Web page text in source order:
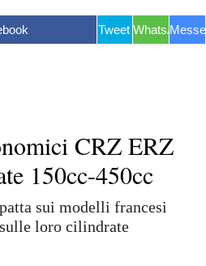
Tweet WhatsApp
CRZ ERZ
150cc-450cc
sui modelli francesi
loro cilindrate